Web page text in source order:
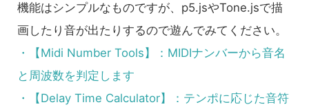
機能はシンプルなものですが、p5.jsやTone.jsで描
画したり音が出たりするので遊んでみてください。
・【Midi Number Tools】：MIDIナンバーから音名
と周波数を判定します
・【Delay Time Calculator】：テンポに応じた音符